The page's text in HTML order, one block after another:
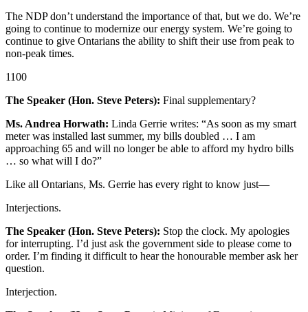
The NDP don’t understand the importance of that, but we do. We’re
going to continue to modernize our energy system. We’re going to
continue to give Ontarians the ability to shift their use from peak to
non-peak times.
1100
The Speaker (Hon. Steve Peters): Final supplementary?
Ms. Andrea Horwath: Linda Gerrie writes: “As soon as my smart
meter was installed last summer, my bills doubled … I am
approaching 65 and will no longer be able to afford my hydro bills
… so what will I do?”
Like all Ontarians, Ms. Gerrie has every right to know just—
Interjections.
The Speaker (Hon. Steve Peters): Stop the clock. My apologies
for interrupting. I’d just ask the government side to please come to
order. I’m finding it difficult to hear the honourable member ask her
question.
Interjection.